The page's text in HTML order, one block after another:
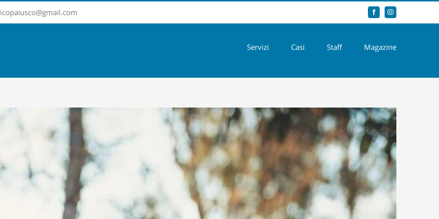
FacebookInstagram
Servizi Casi Staff Magazine